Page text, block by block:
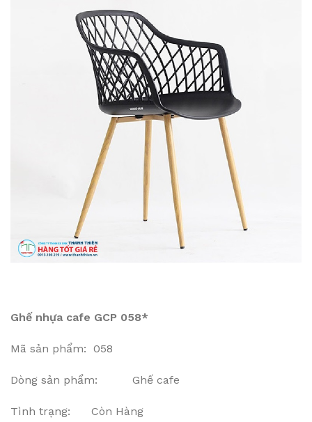
Ghế nhựa cafe GCP 058*
Mã sản phẩm: 058
Dòng sản phẩm: Ghế cafe
Tình trạng: Còn Hàng